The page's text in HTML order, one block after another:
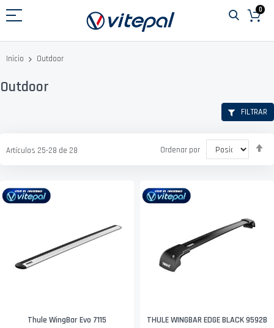
al
0
Inicio Outdoor
Outdoor
Artículos 25-28 de 28 Ordenar por
Thule WingBar Evo 7115 THULE WINGBAR EDGE BLACK 9592B
FILTRAR